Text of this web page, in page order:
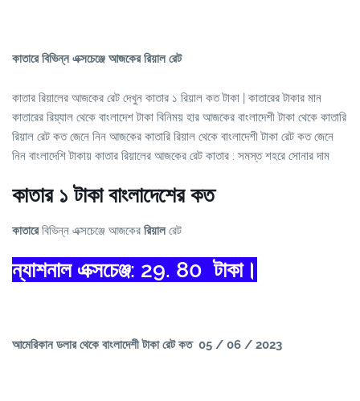
কাতারে বিভিন্ন এক্সচেঞ্জে আজকের রিয়াল রেট
কাতার রিয়ালের আজকের রেট দেখুন কাতার ১ রিয়াল কত টাকা | কাতারের টাকার মান
কাতারের রিয়্যাল থেকে বাংলাদেশ টাকা বিনিময় হার আজকের বাংলাদেশী টাকা থেকে কাতারি
রিয়াল রেট কত জেনে নিন আজকের কাতারি রিয়াল থেকে বাংলাদেশী টাকা রেট কত জেনে
নিন বাংলাদেশি টাকায় কাতার রিয়ালের আজকের রেট কাতার : সমস্ত শহরে সোনার দাম
কাতার ১ টাকা বাংলাদেশের কত
কাতারেবিভিন্ন এক্সচেঞ্জে আজকের রিয়ালরেট
ন্যাশনাল এক্সচেঞ্জ: 29. 80 টাকা।
আমেরিকান ডলার থেকে বাংলাদেশী টাকা রেট কত 05 / 06 / 2023